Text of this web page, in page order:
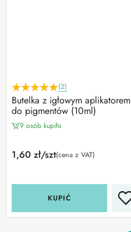
(2)
Butelka z igłowym aplikatorem
do pigmentów (10ml)
9 osób kupiło
1,60 zł/szt(cena z VAT)
KUPIĆ